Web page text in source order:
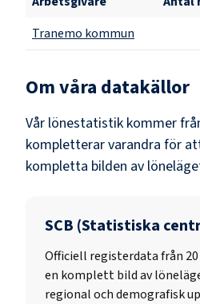
Tranemo kommun
Om våra datakällor
Vår lönestatistik kommer
kompletterar varandra för
kompletta bilden av
SCB (Statistiska
Officiell registerdata från
en komplett bild av
regional och demografisk